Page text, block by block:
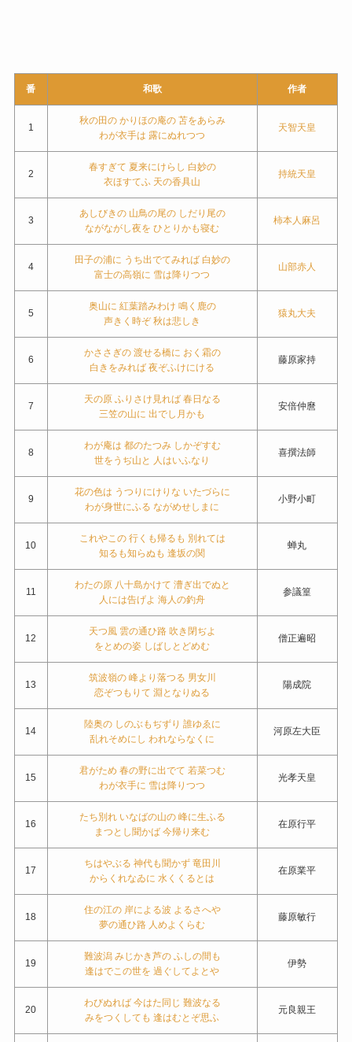
番 和歌 作者
1
秋の田の かりほの庵の 苫をあらみ
わが衣手は 露にぬれつつ
天智天皇
2
春すぎて 夏来にけらし 白妙の
衣ほすてふ 天の香具山
持統天皇
3
あしびきの 山鳥の尾の しだり尾の
ながながし夜を ひとりかも寝む
柿本人麻呂
4
田子の浦に うち出でてみれば 白妙の
富士の高嶺に 雪は降りつつ
山部赤人
5
奥山に 紅葉踏みわけ 鳴く鹿の
声きく時ぞ 秋は悲しき
猿丸大夫
6
かささぎの 渡せる橋に おく霜の
白きをみれば 夜ぞふけにける
藤原家持
7
天の原 ふりさけ見れば 春日なる
三笠の山に 出でし月かも
安倍仲麿
8
わが庵は 都のたつみ しかぞすむ
世をうぢ山と 人はいふなり
喜撰法師
9
花の色は うつりにけりな いたづらに
わが身世にふる ながめせしまに
小野小町
10
これやこの 行くも帰るも 別れては
知るも知らぬも 逢坂の関
蝉丸
11
わたの原 八十島かけて 漕ぎ出でぬと
人には告げよ 海人の釣舟
参議篁
12
天つ風 雲の通ひ路 吹き閉ぢよ
をとめの姿 しばしとどめむ
僧正遍昭
13
筑波嶺の 峰より落つる 男女川
恋ぞつもりて 淵となりぬる
陽成院
14
陸奥の しのぶもぢずり 誰ゆゑに
乱れそめにし われならなくに
河原左大臣
15
君がため 春の野に出でて 若菜つむ
わが衣手に 雪は降りつつ
光孝天皇
16
たち別れ いなばの山の 峰に生ふる
まつとし聞かば 今帰り来む
在原行平
17
ちはやぶる 神代も聞かず 竜田川
からくれなゐに 水くくるとは
在原業平
18
住の江の 岸による波 よるさへや
夢の通ひ路 人めよくらむ
藤原敏行
19
難波潟 みじかき芦の ふしの間も
逢はでこの世を 過ぐしてよとや
伊勢
20
わびぬれば 今はた同じ 難波なる
みをつくしても 逢はむとぞ思ふ
元良親王